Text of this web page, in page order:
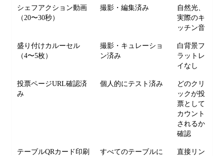
シェフアクション動画
（20〜30秒）
撮影・編集済み
自然光、
実際のキ
ッチン音
盛り付けカルーセル
（4〜5枚）
撮影・キュレーショ
ン済み
白背景フ
ラットレ
イなし
投票ページURL確認済
み
個人的にテスト済み
どのクリ
ックが投
票として
カウント
されるか
確認
テーブルQRカード印刷
すべてのテーブルに
直接リン